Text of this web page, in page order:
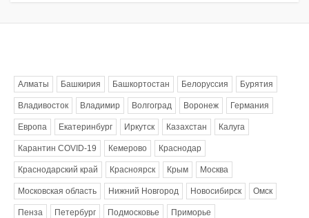
Алматы Башкирия Башкортостан Белоруссия Бурятия
Владивосток Владимир Волгоград Воронеж Германия
Европа Екатеринбург Иркутск Казахстан Калуга
Карантин COVID-19 Кемерово Краснодар
Краснодарский край Красноярск Крым Москва
Московская область Нижний Новгород Новосибирск Омск
Пенза Петербург Подмосковье Приморье